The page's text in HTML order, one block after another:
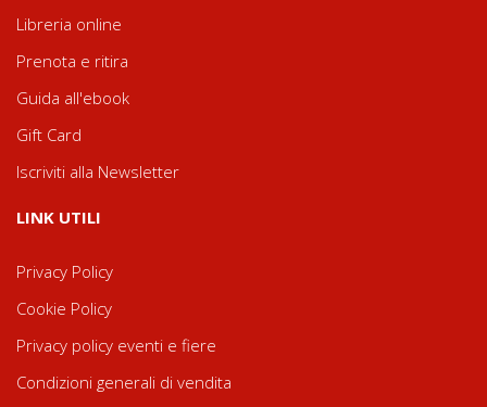
Libreria online
Prenota e ritira
Guida all'ebook
Gift Card
Iscriviti alla Newsletter
LINK UTILI
Privacy Policy
Cookie Policy
Privacy policy eventi e fiere
Condizioni generali di vendita